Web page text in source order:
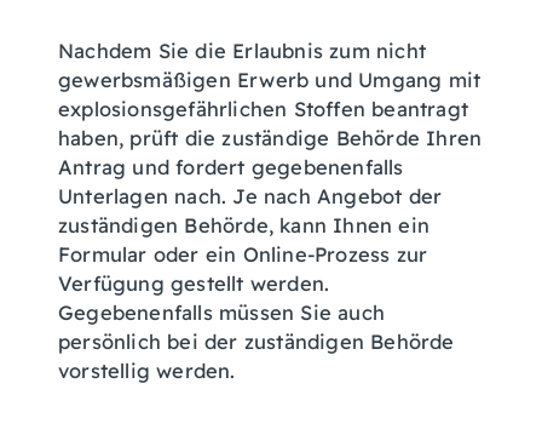
Nachdem Sie die Erlaubnis zum nicht
gewerbsmäßigen Erwerb und Umgang mit
explosionsgefährlichen Stoffen beantragt
haben, prüft die zuständige Behörde Ihren
Antrag und fordert gegebenenfalls
Unterlagen nach. Je nach Angebot der
zuständigen Behörde, kann Ihnen ein
Formular oder ein Online-Prozess zur
Verfügung gestellt werden.
Gegebenenfalls müssen Sie auch
persönlich bei der zuständigen Behörde
vorstellig werden.